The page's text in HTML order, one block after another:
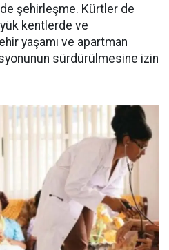
şehirleşme. Kürtler de
kentlerde ve
yaşamı ve apartman
sürdürülmesine izin